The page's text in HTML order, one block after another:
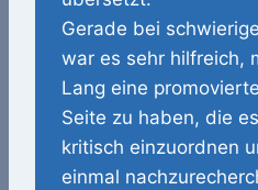
Gerade bei
war es sehr hilfreich,
Lang eine
Seite zu haben, die
kritisch einzuordnen
einmal